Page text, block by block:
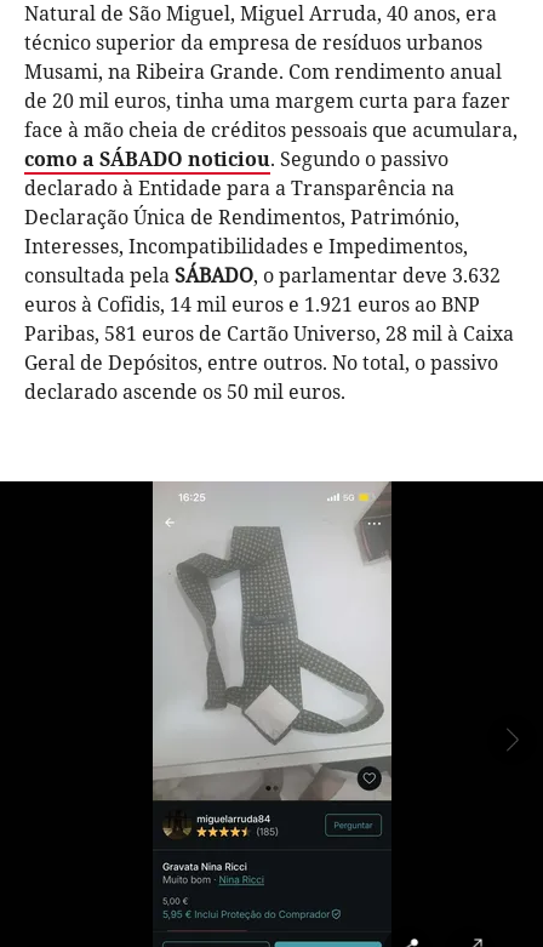
Natural de São Miguel, Miguel Arruda, 40 anos, era
técnico superior da empresa de resíduos urbanos
Musami, na Ribeira Grande. Com rendimento anual
de 20 mil euros, tinha uma margem curta para fazer
face à mão cheia de créditos pessoais que acumulara,
como a SÁBADO noticiou. Segundo o passivo
declarado à Entidade para a Transparência na
Declaração Única de Rendimentos, Património,
Interesses, Incompatibilidades e Impedimentos,
consultada pelaSÁBADO, o parlamentar deve 3.632
euros à Cofidis, 14 mil euros e 1.921 euros ao BNP
Paribas, 581 euros de Cartão Universo, 28 mil à Caixa
Geral de Depósitos, entre outros. No total, o passivo
declarado ascende os 50 mil euros.